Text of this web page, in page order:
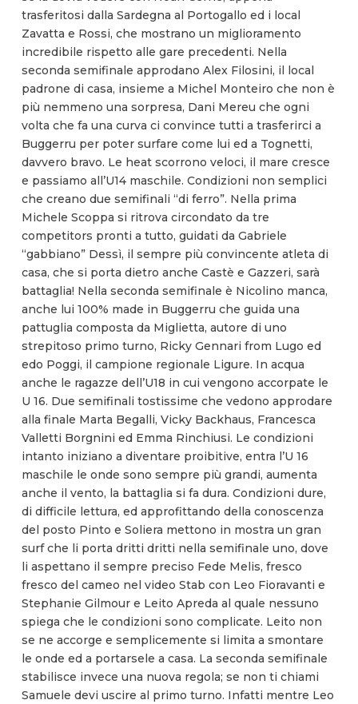
trasferitosi dalla Sardegna al Portogallo ed i local
Zavatta e Rossi, che mostrano un miglioramento
incredibile rispetto alle gare precedenti. Nella
seconda semifinale approdano Alex Filosini, il local
padrone di casa, insieme a Michel Monteiro che non è
più nemmeno una sorpresa, Dani Mereu che ogni
volta che fa una curva ci convince tutti a trasferirci a
Buggerru per poter surfare come lui ed a Tognetti,
davvero bravo. Le heat scorrono veloci, il mare cresce
e passiamo all’U14 maschile. Condizioni non semplici
che creano due semifinali “di ferro”. Nella prima
Michele Scoppa si ritrova circondato da tre
competitors pronti a tutto, guidati da Gabriele
“gabbiano” Dessì, il sempre più convincente atleta di
casa, che si porta dietro anche Castè e Gazzeri, sarà
battaglia! Nella seconda semifinale è Nicolino manca,
anche lui 100% made in Buggerru che guida una
pattuglia composta da Miglietta, autore di uno
strepitoso primo turno, Ricky Gennari from Lugo ed
edo Poggi, il campione regionale Ligure. In acqua
anche le ragazze dell’U18 in cui vengono accorpate le
U 16. Due semifinali tostissime che vedono approdare
alla finale Marta Begalli, Vicky Backhaus, Francesca
Valletti Borgnini ed Emma Rinchiusi. Le condizioni
intanto iniziano a diventare proibitive, entra l’U 16
maschile le onde sono sempre più grandi, aumenta
anche il vento, la battaglia si fa dura. Condizioni dure,
di difficile lettura, ed approfittando della conoscenza
del posto Pinto e Soliera mettono in mostra un gran
surf che li porta dritti dritti nella semifinale uno, dove
li aspettano il sempre preciso Fede Melis, fresco
fresco del cameo nel video Stab con Leo Fioravanti e
Stephanie Gilmour e Leito Apreda al quale nessuno
spiega che le condizioni sono complicate. Leito non
se ne accorge e semplicemente si limita a smontare
le onde ed a portarsele a casa. La seconda semifinale
stabilisce invece una nuova regola; se non ti chiami
Samuele devi uscire al primo turno. Infatti mentre Leo